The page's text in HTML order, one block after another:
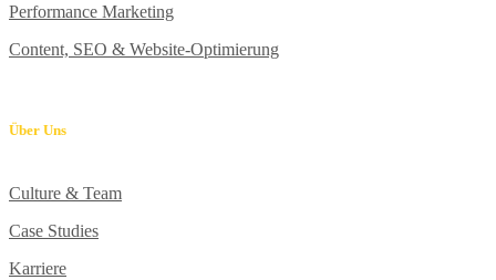
Performance Marketing
Content, SEO & Website-Optimierung
Über Uns
Culture & Team
Case Studies
Karriere